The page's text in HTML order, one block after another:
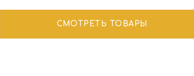
СМОТРЕТЬ ТОВАРЫ